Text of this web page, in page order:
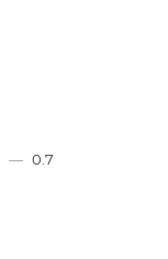
— 0.7